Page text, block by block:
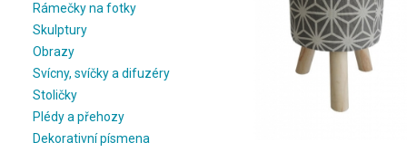
Rámečky na fotky
Skulptury
Obrazy
Svícny, svíčky a difuzéry
Stoličky
Plédy a přehozy
Dekorativní písmena